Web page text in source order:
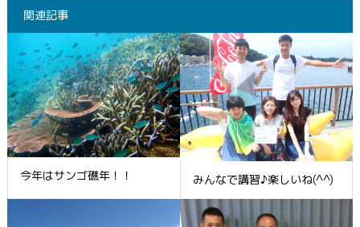
関連記事
今年はサンゴ礁年！！ みんなで講習♪楽しいね(^^)